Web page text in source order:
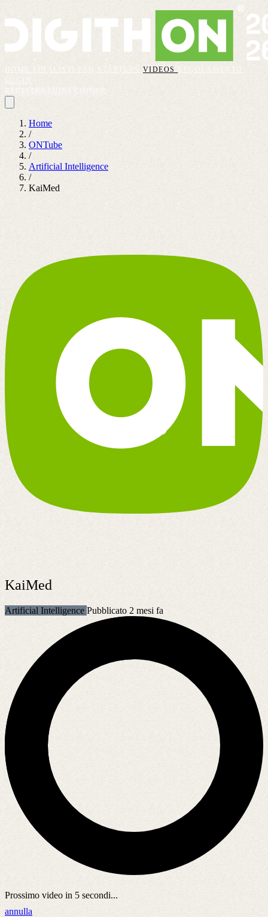
VIDEOS
REGOLAMENTO
Home
/
ONTube
/
Artificial Intelligence
/
KaiMed
KaiMed
Artificial Intelligence Pubblicato 2 mesi fa
Prossimo video in 5 secondi...
annulla